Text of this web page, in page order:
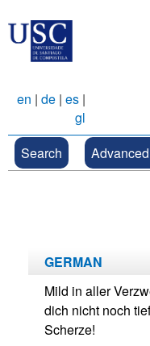
en | de | es |
gl
Search
GERMAN
Mild in aller
dich nicht noch
Scherze!